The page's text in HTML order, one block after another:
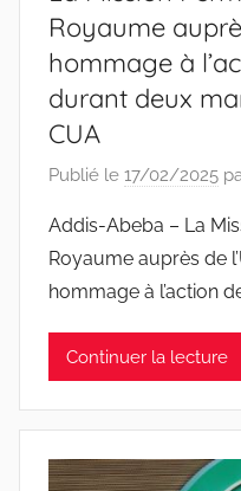
Royaume
hommage à
durant deux
CUA
Publié le 17/02/2025
Addis-Abeba – La
Royaume auprès de
hommage à l’action
Continuer la lecture